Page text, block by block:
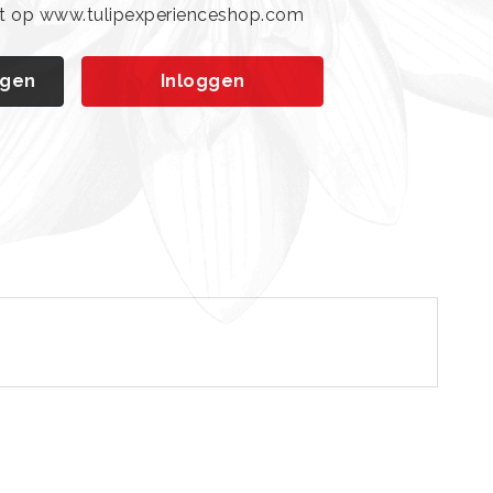
op www.tulipexperienceshop.com
Inloggen